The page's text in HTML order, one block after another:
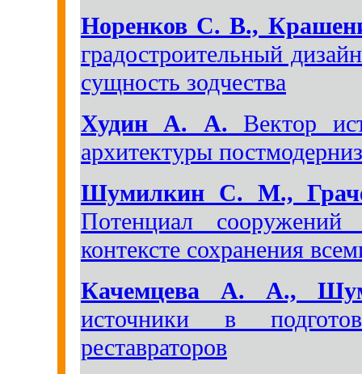
Норенков С. В.,
градостроительный
сущность зодчества
Худин А. А. Вектор
архитектуры
Шумилкин С. М.,
Потенциал
контексте сохранения
Качемцева А. А.,
источники в
реставраторов